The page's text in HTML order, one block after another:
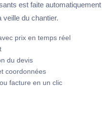
est faite
du chantier.
prix en temps réel
du devis
coordonnées
facture en un clic